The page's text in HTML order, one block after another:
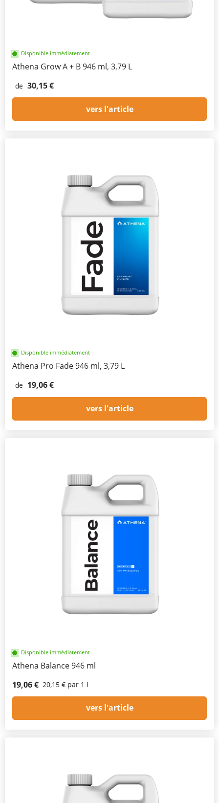
Disponible immédiatement
Athena Grow A + B 946 ml, 3,79 L
de 30,15 €
vers l'article
Disponible immédiatement
Athena Pro Fade 946 ml, 3,79 L
de 19,06 €
vers l'article
Disponible immédiatement
Athena Balance 946 ml
19,06 € 20,15 € par 1 l
vers l'article